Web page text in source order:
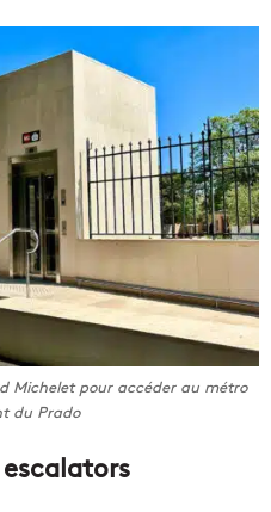
Michelet pour accéder au métro
du Prado